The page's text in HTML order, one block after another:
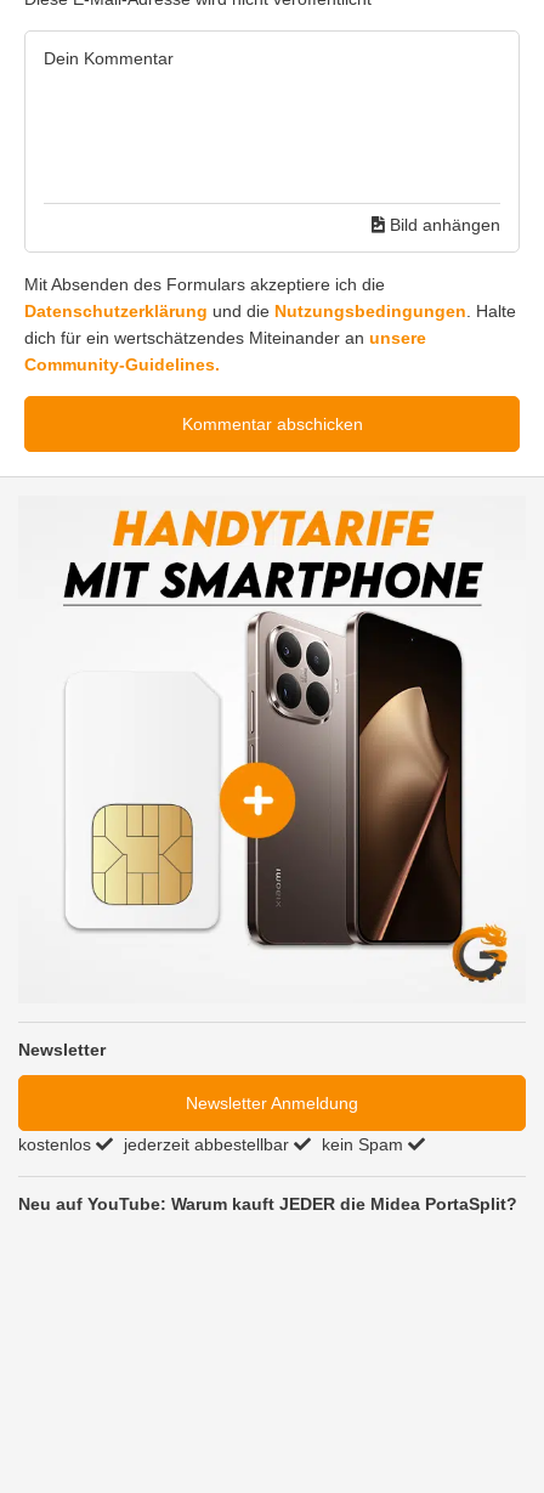
Bild anhängen
Mit Absenden des Formulars akzeptiere ich die
Datenschutzerklärung und die Nutzungsbedingungen . Halte
dich für ein wertschätzendes Miteinander an unsere
Community-Guidelines.
Newsletter
Newsletter Anmeldung
kostenlos jederzeit abbestellbar kein Spam
Neu auf YouTube: Warum kauft JEDER die Midea PortaSplit?